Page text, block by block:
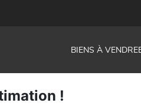
BIENS À VENDRE
!